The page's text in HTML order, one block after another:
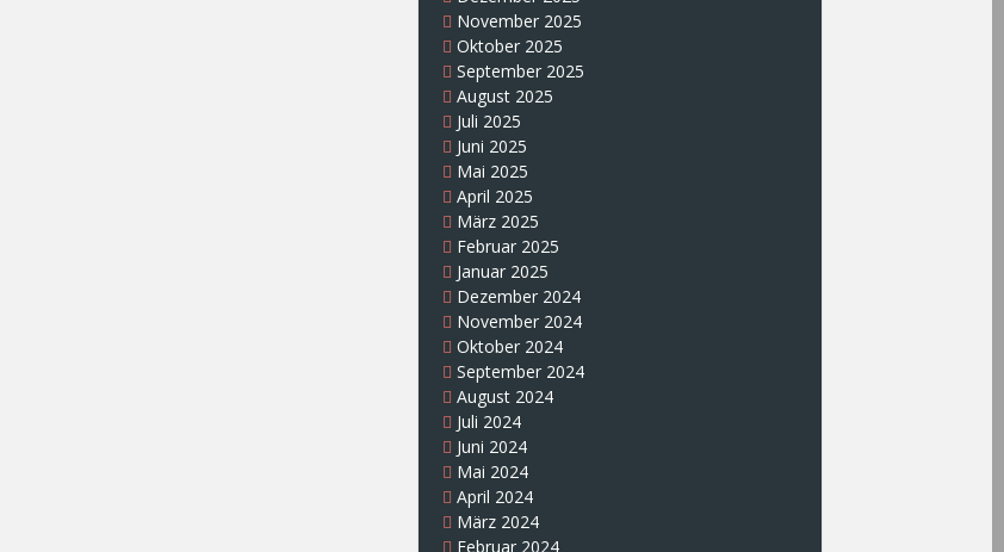
November 2025
Oktober 2025
September 2025
August 2025
Juli 2025
Juni 2025
Mai 2025
April 2025
März 2025
Februar 2025
Januar 2025
Dezember 2024
November 2024
Oktober 2024
September 2024
August 2024
Juli 2024
Juni 2024
Mai 2024
April 2024
März 2024
Februar 2024